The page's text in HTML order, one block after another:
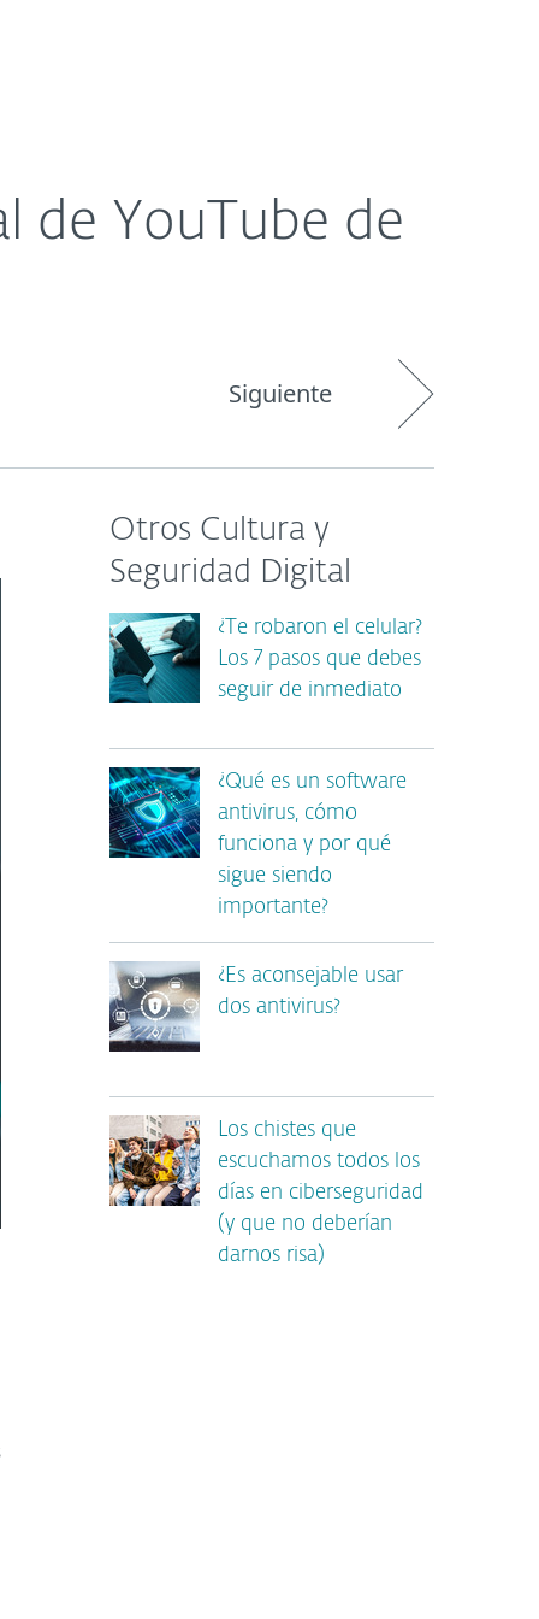
de YouTube de
Siguiente
Otros Cultura y
Seguridad Digital
¿Te robaron el celular?
Los 7 pasos que debes
seguir de inmediato
¿Qué es un software
antivirus, cómo
funciona y por qué
sigue siendo
importante?
¿Es aconsejable usar
dos antivirus?
Los chistes que
escuchamos todos los
días en ciberseguridad
(y que no deberían
darnos risa)